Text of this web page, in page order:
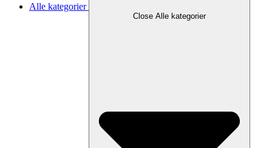
Alle kategorier
Close Alle kategorier